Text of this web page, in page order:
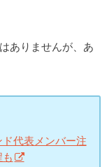
ありませんが、あ
代表メンバー注